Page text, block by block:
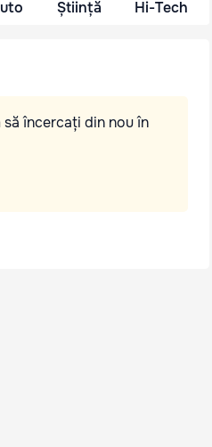
Știință Hi-Tech
încercați din nou în